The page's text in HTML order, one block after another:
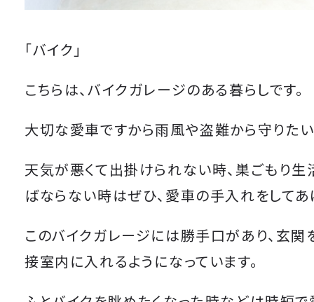
「バイク」
こちらは、バイクガレージのある暮らしです。
大切な愛車ですから雨風や盗難から守りたい
天気が悪くて出掛けられない時、巣ごもり生
ばならない時はぜひ、愛車の手入れをしてあ
このバイクガレージには勝手口があり、玄関
接室内に入れるようになっています。